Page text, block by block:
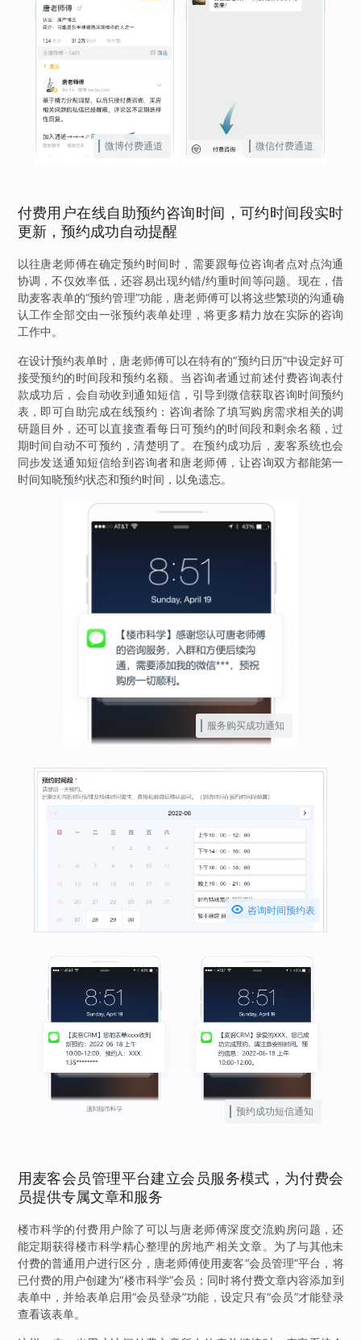
微博付费通道 微信付费通道
付费用户在线自助预约咨询时间，可约时间段实时
更新，预约成功自动提醒
以往唐老师傅在确定预约时间时，需要跟每位咨询者点对点沟通
协调，不仅效率低，还容易出现约错/约重时间等问题。现在，借
助麦客表单的“预约管理”功能，唐老师傅可以将这些繁琐的沟通确
认工作全部交由一张预约表单处理，将更多精力放在实际的咨询
工作中。
在设计预约表单时，唐老师傅可以在特有的“预约日历”中设定好可
接受预约的时间段和预约名额。当咨询者通过前述付费咨询表付
款成功后，会自动收到通知短信，引导到微信获取咨询时间预约
表，即可自助完成在线预约：咨询者除了填写购房需求相关的调
研题目外，还可以直接查看每日可预约的时间段和剩余名额，过
期时间自动不可预约，清楚明了。在预约成功后，麦客系统也会
同步发送通知短信给到咨询者和唐老师傅，让咨询双方都能第一
时间知晓预约状态和预约时间，以免遗忘。
服务购买成功通知
 咨询时间预约表
预约成功短信通知
用麦客会员管理平台建立会员服务模式，为付费会
员提供专属文章和服务
楼市科学的付费用户除了可以与唐老师傅深度交流购房问题，还
能定期获得楼市科学精心整理的房地产相关文章。为了与其他未
付费的普通用户进行区分，唐老师傅使用麦客“会员管理”平台，将
已付费的用户创建为“楼市科学”会员；同时将付费文章内容添加到
表单中，并给表单启用“会员登录”功能，设定只有“会员”才能登录
查看该表单。